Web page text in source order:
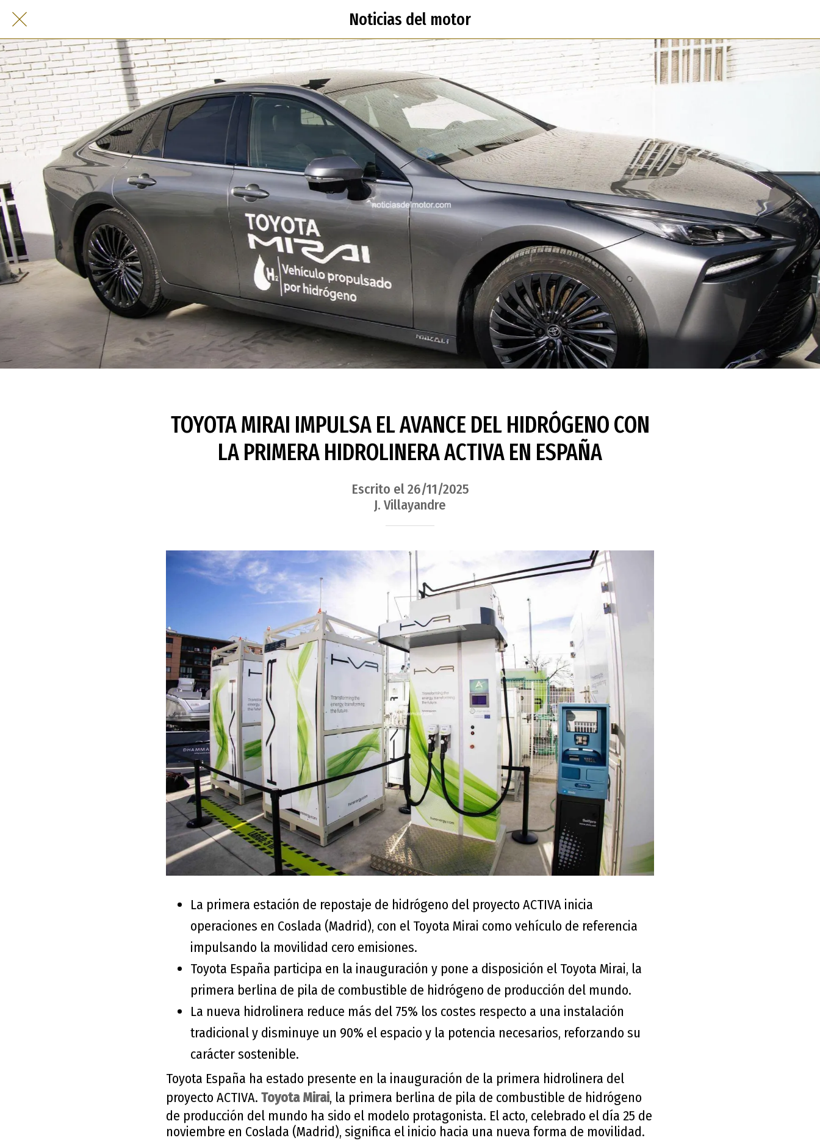
Noticias del motor
TOYOTA MIRAI IMPULSA EL AVANCE DEL HIDRÓGENO CON
LA PRIMERA HIDROLINERA ACTIVA EN ESPAÑA
Escrito el 26/11/2025
J. Villayandre
La primera estación de repostaje de hidrógeno del proyecto ACTIVA inicia
operaciones en Coslada (Madrid), con el Toyota Mirai como vehículo de referencia
impulsando la movilidad cero emisiones.
Toyota España participa en la inauguración y pone a disposición el Toyota Mirai, la
primera berlina de pila de combustible de hidrógeno de producción del mundo.
La nueva hidrolinera reduce más del 75% los costes respecto a una instalación
tradicional y disminuye un 90% el espacio y la potencia necesarios, reforzando su
carácter sostenible.
Toyota España ha estado presente en la inauguración de la primera hidrolinera del
proyecto ACTIVA. Toyota Mirai, la primera berlina de pila de combustible de hidrógeno
de producción del mundo ha sido el modelo protagonista. El acto, celebrado el día 25 de
noviembre en Coslada (Madrid), significa el inicio hacia una nueva forma de movilidad.